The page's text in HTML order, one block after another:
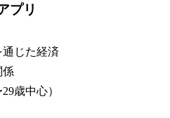
プリ
通じた経済
係
歳中心）